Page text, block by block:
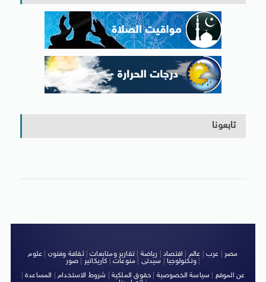
تابعونا
مصر عرب عالم اقتصاد رياضة |تقارير ومتابعات|ثقافة وفنون
علوم
وتكنولوجيا| سيدتى منوعات كاريكاتير صور
|
عن الموقع
سياسة الخصوصية حقوق الملكية شروط الاستخدام| المساعدة|